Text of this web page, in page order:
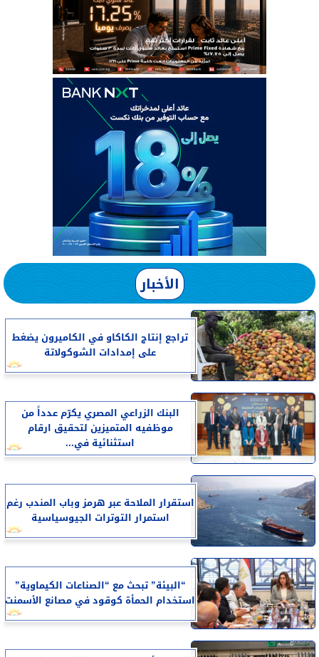
الأخبار
تراجع إنتاج الكاكاو في الكاميرون يضغط
على إمدادات الشوكولاتة
البنك الزراعي المصري يكرّم عدداً من
موظفيه المتميزين لتحقيق ارقام
استثنائية في...
استقرار الملاحة عبر هرمز وباب المندب رغم
استمرار التوترات الجيوسياسية
“البيئة” تبحث مع “الصناعات الكيماوية”
استخدام الحمأة كوقود في مصانع الأسمنت